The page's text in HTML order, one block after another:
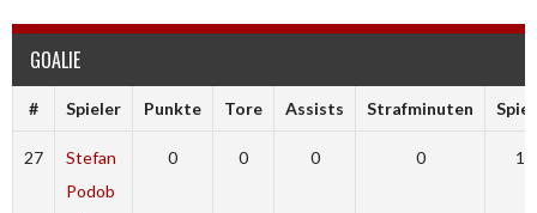
GOALIE
# Spieler Punkte Tore Assists Strafminuten
27
Stefan
Podob
0 0 0 0 1